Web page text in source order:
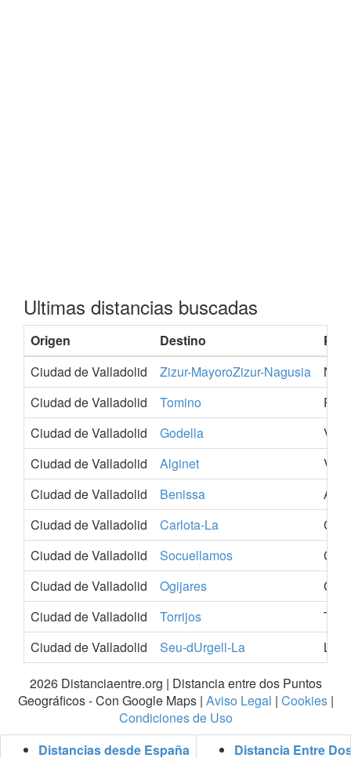
Ultimas distancias buscadas
Origen Destino
Ciudad de Valladolid
Zizur-MayoroZizur-Nagusia
Ciudad de Valladolid
Tomino
Ciudad de Valladolid
Godella
Ciudad de Valladolid
Alginet
Ciudad de Valladolid
Benissa
Ciudad de Valladolid
Carlota-La
Ciudad de Valladolid
Socuellamos
Ciudad de Valladolid
Ogijares
Ciudad de Valladolid
Torrijos
Ciudad de Valladolid
Seu-dUrgell-La
2026 Distanciaentre.org | Distancia entre dos Puntos
Geográficos - Con Google Maps | Aviso Legal | Cookies|
Condiciones de Uso
Distancias desde España
Distancia Entre